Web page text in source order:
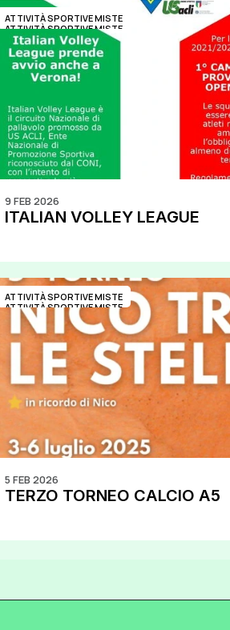
ATTIVITÀ SPORTIVE MISTE
ATTIVITÀ SPORTIVE MISTE
9 FEB 2026
ITALIAN VOLLEY LEAGUE
ATTIVITÀ SPORTIVE MISTE
ATTIVITÀ SPORTIVE MISTE
5 FEB 2026
TERZO TORNEO CALCIO A5